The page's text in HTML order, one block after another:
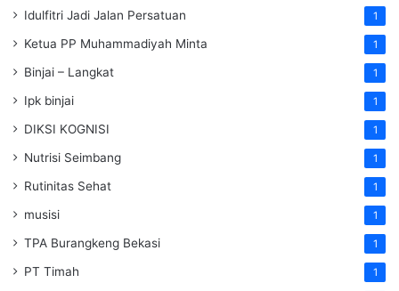
Idulfitri Jadi Jalan Persatuan 1
Ketua PP Muhammadiyah Minta 1
Binjai – Langkat 1
Ipk binjai 1
DIKSI KOGNISI 1
Nutrisi Seimbang 1
Rutinitas Sehat 1
musisi 1
TPA Burangkeng Bekasi 1
PT Timah 1